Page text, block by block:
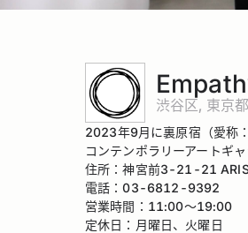
渋谷区, 東京都
2023年9月に裏原宿（愛称
コンテンポラリーアートギャ
住所：神宮前3-21-21
電話：03-6812-9392
営業時間：11:00〜19:00
定休日：月曜日、火曜日